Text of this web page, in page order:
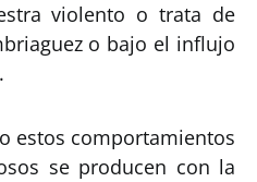
violento o trata de
o bajo el influjo
estos comportamientos
se producen con la